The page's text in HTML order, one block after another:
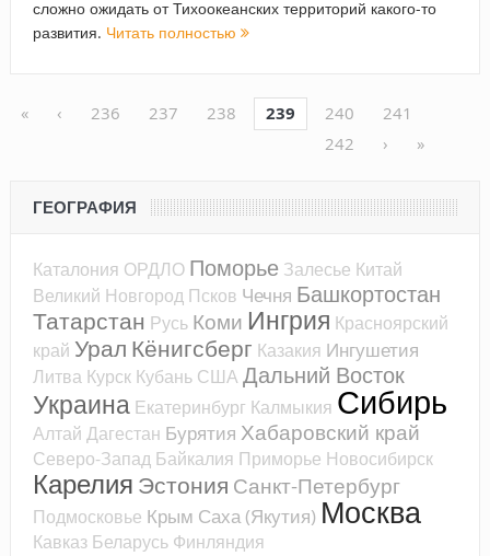
сложно ожидать от Тихоокеанских территорий какого-то
развития. Читать полностью
« ‹ 236 237 238 239 240
241
242
› »
ГЕОГРАФИЯ
Каталония ОРДЛО Поморье Залесье Китай
Великий Новгород Псков Чечня Башкортостан
Татарстан Русь Коми Ингрия Красноярский
край Урал Кёнигсберг Казакия Ингушетия
Литва Курск Кубань США Дальний Восток
Украина Екатеринбург Калмыкия Сибирь
Алтай Дагестан Бурятия Хабаровский край
Северо-Запад Байкалия Приморье Новосибирск
Карелия Эстония Санкт-Петербург
Подмосковье Крым Саха (Якутия) Москва
Кавказ Беларусь Финляндия